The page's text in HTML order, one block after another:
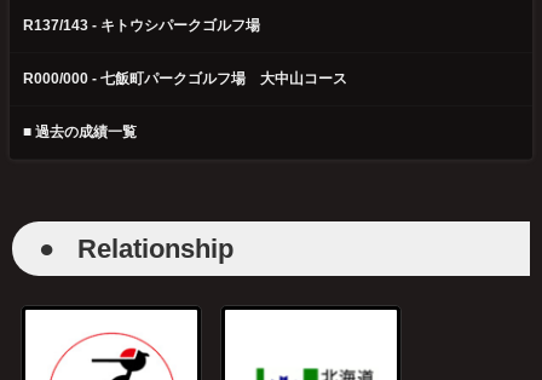
R137/143 - キトウシパークゴルフ場
R000/000 - 七飯町パークゴルフ場 大中山コース
■ 過去の成績一覧
● Relationship